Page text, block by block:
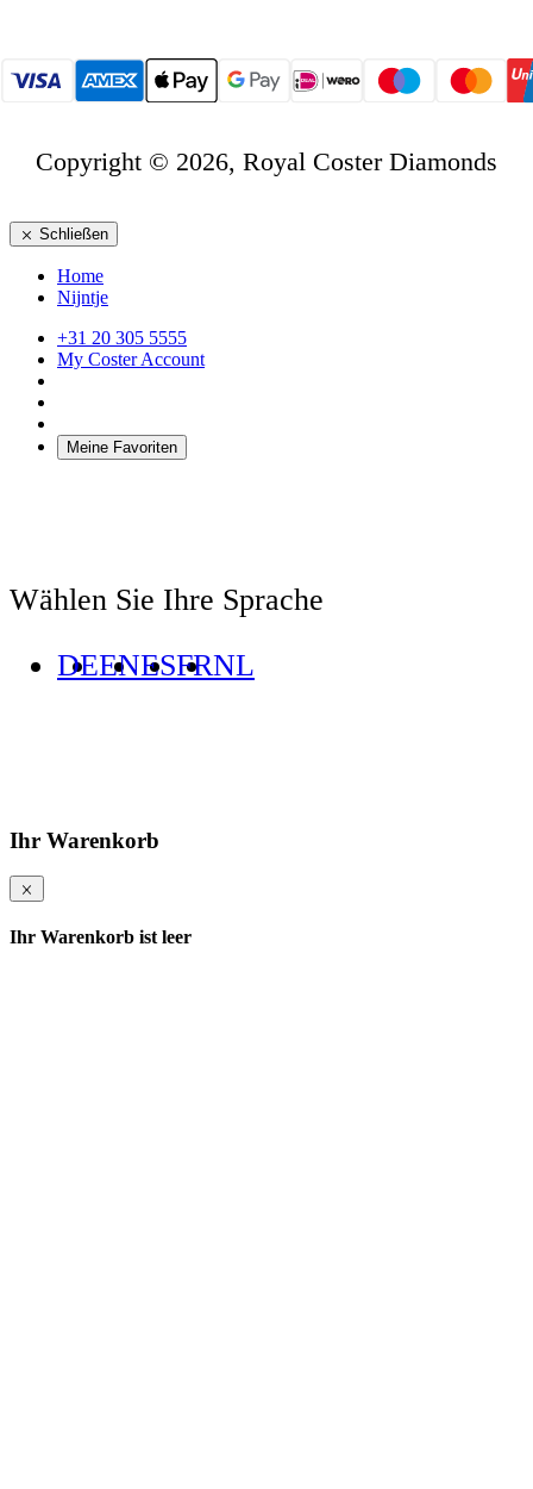
Copyright © 2026, Royal Coster Diamonds
Schließen
Home
Nijntje
+31 20 305 5555
My Coster Account
Meine Favoriten
Wählen Sie Ihre Sprache
DEENESFRNL
Ihr Warenkorb
Ihr Warenkorb ist leer